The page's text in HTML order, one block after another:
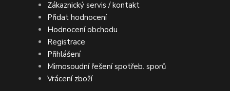
Zákaznický servis / kontakt
Přidat hodnocení
Hodnocení obchodu
Registrace
Přihlášení
Mimosoudní řešení spotřeb. sporů
Vrácení zboží